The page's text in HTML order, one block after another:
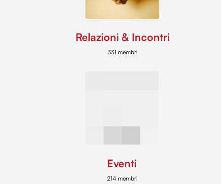
Relazioni & Incontri
331 membri
Eventi
214 membri